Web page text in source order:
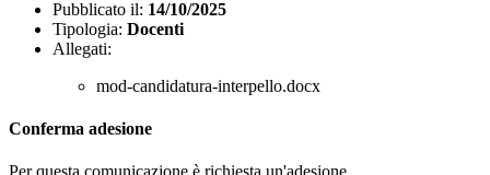
Pubblicato il: 14/10/2025
Tipologia: Docenti
Allegati:
mod-candidatura-interpello.docx
Conferma adesione
Per questa comunicazione è richiesta un'adesione.